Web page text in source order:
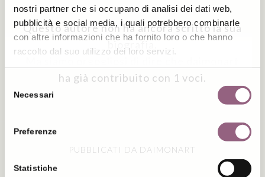
nostri partner che si occupano di analisi dei dati web,
pubblicità e social media, i quali potrebbero combinarle
con altre informazioni che ha fornito loro o che hanno
raccolto dal suo utilizzo dei loro servizi.
delNecessari
Preferenze
Statistiche
Questo autore non ha ancora scritto la sua
biografia.
ha già contribuito con 1 voci.
PUBBLICATI DA DAIMONART